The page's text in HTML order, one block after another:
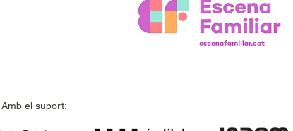
Amb el suport: